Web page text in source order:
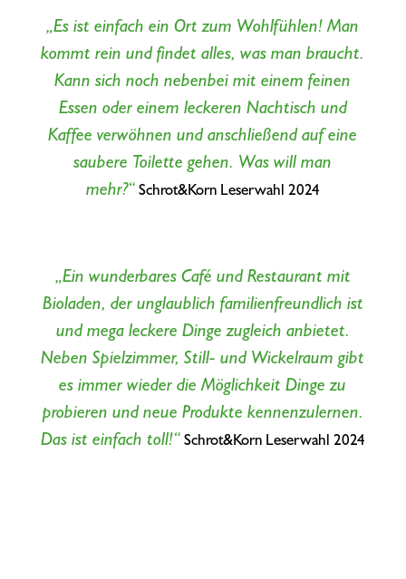
„Es ist einfach ein Ort zum Wohlfühlen! Man
kommt rein und findet alles, was man braucht.
Kann sich noch nebenbei mit einem feinen
Essen oder einem leckeren Nachtisch und
Kaffee verwöhnen und anschließend auf eine
saubere Toilette gehen. Was will man
mehr?“Schrot&Korn Leserwahl 2024
„Ein wunderbares Café und Restaurant mit
Bioladen, der unglaublich familienfreundlich ist
und mega leckere Dinge zugleich anbietet.
Neben Spielzimmer, Still- und Wickelraum gibt
es immer wieder die Möglichkeit Dinge zu
probieren und neue Produkte kennenzulernen.
Das ist einfach toll!“Schrot&Korn Leserwahl 2024